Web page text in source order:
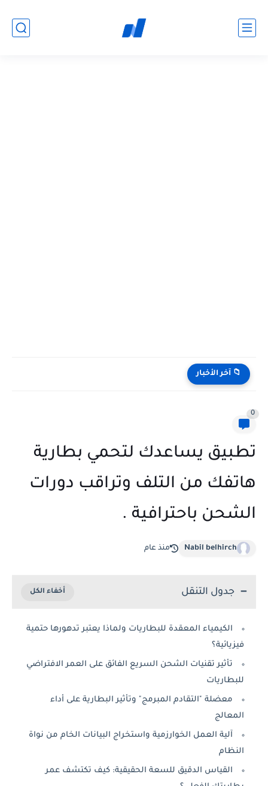
📁 آخر الأخبار
0
تطبيق يساعدك لتحمي بطارية
هاتفك من التلف وتراقب دورات
الشحن باحترافية .
Nabil belhirch منذ عام
جدول التنقل
الكيمياء المعقدة للبطاريات ولماذا يعتبر تدهورها حتمية
فيزيائية؟
تأثير تقنيات الشحن السريع الفائق على العمر الافتراضي
للبطاريات
معضلة "التقادم المبرمج" وتأثير البطارية على أداء
المعالج
آلية العمل الخوارزمية واستخراج البيانات الخام من نواة
النظام
القياس الدقيق للسعة الحقيقية: كيف تكتشف عمر